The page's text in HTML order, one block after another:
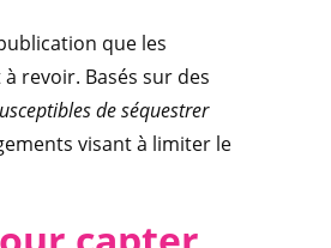
que les
revoir. Basés sur des
de séquestrer
visant à limiter le